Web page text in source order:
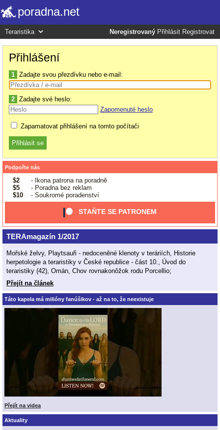
poradna.net
Neregistrovaný Přihlásit Registrovat
Přihlášení
1 Zadajte svou přezdívku nebo e-mail:
2 Zadajte své heslo:
Zapomenuté heslo
Zapamatovat přihlášení na tomto počítači
Podpořte nás
$2
- Ikona patrona na poradně
$5
- Poradna bez reklam
$10
- Soukromé poradenství
STAŇTE SE PATRONEM
TERAmagazín 1/2017
Mořské želvy, Playtsauři - nedoceněné klenoty v teráriích, Historie
herpetologie a teraristiky v České republice - část 10., Úvod do
teraristiky (42), Omán, Chov rovnakonôžok rodu Porcellio;
Přejít na článek
Táto kapela má milióny fanúšikov - až na to, že neexistuje
Přejít na videa
Aktuality